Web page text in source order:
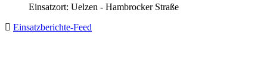
Einsatzort: Uelzen - Hambrocker Straße
Einsatzberichte-Feed